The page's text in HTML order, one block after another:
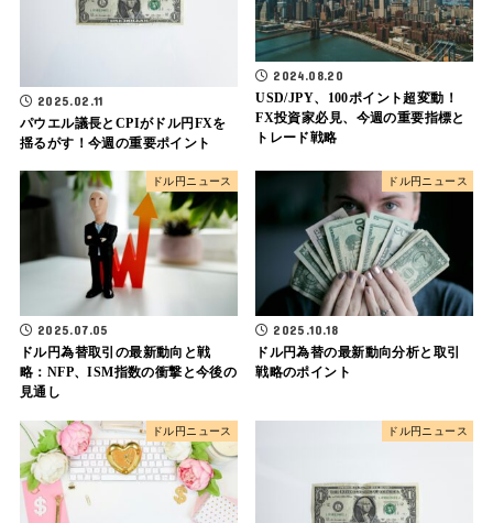
2025.02.11
パウエル議長とCPIがドル円FXを
揺るがす！今週の重要ポイント
2024.08.20
USD/JPY、100ポイント超変動！
FX投資家必見、今週の重要指標と
トレード戦略
ドル円ニュース
2025.07.05
ドル円為替取引の最新動向と戦
略：NFP、ISM指数の衝撃と今後の
見通し
ドル円ニュース
2025.10.18
ドル円為替の最新動向分析と取引
戦略のポイント
ドル円ニュース ドル円ニュース